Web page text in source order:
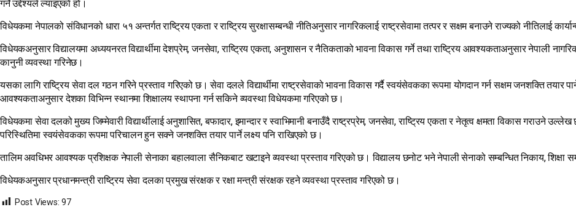
गर्ने उद्देश्यले ल्याइएको हो।
विधेयकमा नेपालको संविधानको धारा ५१ अन्तर्गत राष्ट्रिय एकता र राष्ट्रिय सुरक्षासम्बन्धी नीतिअनुसार नागरिकलाई राष्ट्रसेवामा तत्पर र सक्षम बनाउने राज्यको नीतिलाई
विधेयकअनुसार विद्यालयमा अध्ययनरत विद्यार्थीमा देशप्रेम, जनसेवा, राष्ट्रिय एकता, अनुशासन र नैतिकताको भावना विकास गर्ने तथा राष्ट्रिय आवश्यकताअनुसार नेपाली
कानुनी व्यवस्था गरिनेछ।
यसका लागि राष्ट्रिय सेवा दल गठन गरिने प्रस्ताव गरिएको छ। सेवा दलले विद्यार्थीमा राष्ट्रसेवाको भावना विकास गर्दै स्वयंसेवकका रूपमा योगदान गर्न सक्षम जनशक्ति
आवश्यकताअनुसार देशका विभिन्न स्थानमा शिक्षालय स्थापना गर्न सकिने व्यवस्था विधेयकमा गरिएको छ।
विधेयकमा सेवा दलको मुख्य जिम्मेवारी विद्यार्थीलाई अनुशासित, बफादार, इमान्दार र स्वाभिमानी बनाउँदै राष्ट्रप्रेम, जनसेवा, राष्ट्रिय एकता र नेतृत्व क्षमता विकास गराउने
परिस्थितिमा स्वयंसेवकका रूपमा परिचालन हुन सक्ने जनशक्ति तयार पार्ने लक्ष्य पनि राखिएको छ।
तालिम अवधिभर आवश्यक प्रशिक्षक नेपाली सेनाका बहालवाला सैनिकबाट खटाइने व्यवस्था प्रस्ताव गरिएको छ। विद्यालय छनोट भने नेपाली सेनाको सम्बन्धित निकाय, शिक्षा
विधेयकअनुसार प्रधानमन्त्री राष्ट्रिय सेवा दलका प्रमुख संरक्षक र रक्षा मन्त्री संरक्षक रहने व्यवस्था प्रस्ताव गरिएको छ।
Post Views: 97